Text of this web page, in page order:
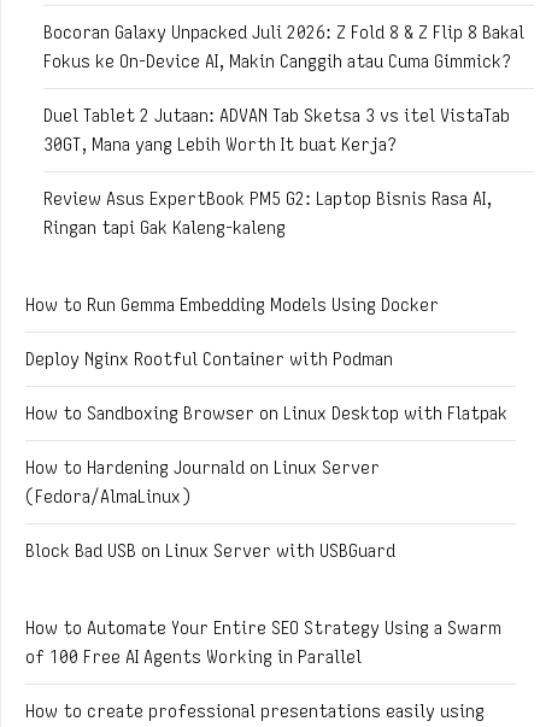
Bocoran Galaxy Unpacked Juli 2026: Z Fold 8 & Z Flip 8 Bakal
Fokus ke On-Device AI, Makin Canggih atau Cuma Gimmick?
Duel Tablet 2 Jutaan: ADVAN Tab Sketsa 3 vs itel VistaTab
30GT, Mana yang Lebih Worth It buat Kerja?
Review Asus ExpertBook PM5 G2: Laptop Bisnis Rasa AI,
Ringan tapi Gak Kaleng-kaleng
How to Run Gemma Embedding Models Using Docker
Deploy Nginx Rootful Container with Podman
How to Sandboxing Browser on Linux Desktop with Flatpak
How to Hardening Journald on Linux Server
(Fedora/AlmaLinux)
Block Bad USB on Linux Server with USBGuard
How to Automate Your Entire SEO Strategy Using a Swarm
of 100 Free AI Agents Working in Parallel
How to create professional presentations easily using